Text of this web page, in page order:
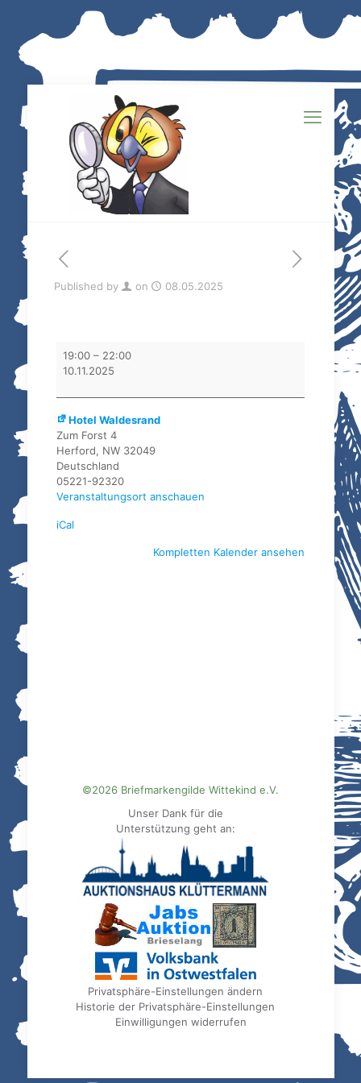
Published by on 08.05.2025
BMG
Herford
19:00 – 22:00
10.11.2025
Hotel Waldesrand
Zum Forst 4
Herford, NW 32049
Deutschland
05221-92320
Veranstaltungsort anschauen
iCal
Kompletten Kalender ansehen
©2026 Briefmarkengilde Wittekind e.V.
Unser Dank für die
Unterstützung geht an:
Privatsphäre-Einstellungen ändern
Historie der Privatsphäre-Einstellungen
Einwilligungen widerrufen